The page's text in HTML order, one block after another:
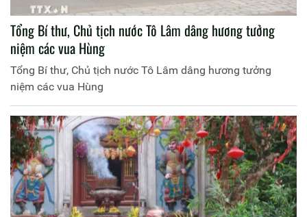
Tổng Bí thư, Chủ tịch nước Tô Lâm dâng hương tưởng
niệm các vua Hùng
Tổng Bí thư, Chủ tịch nước Tô Lâm dâng hương tưởng
niệm các vua Hùng